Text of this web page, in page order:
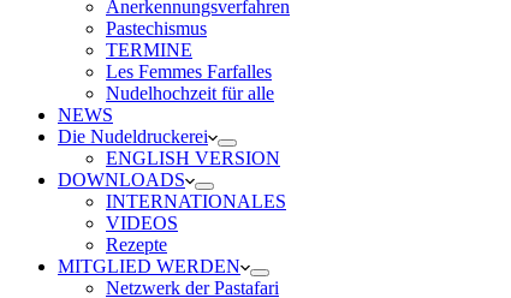
Anerkennungsverfahren
Pastechismus
TERMINE
Les Femmes Farfalles
Nudelhochzeit für alle
NEWS
Die Nudeldruckerei
ENGLISH VERSION
DOWNLOADS
INTERNATIONALES
VIDEOS
Rezepte
MITGLIED WERDEN
Netzwerk der Pastafari